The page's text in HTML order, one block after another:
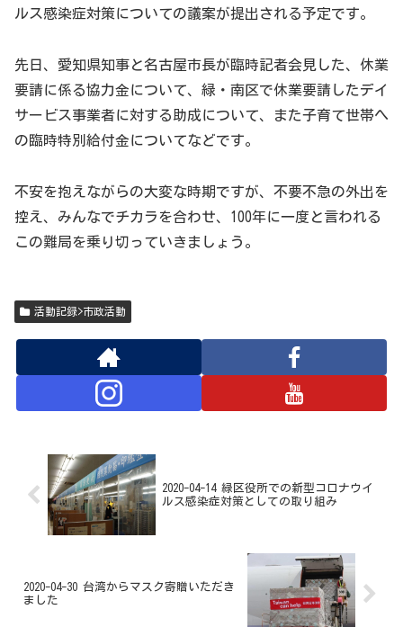
ルス感染症対策についての議案が提出される予定です。
先日、愛知県知事と名古屋市長が臨時記者会見した、休業
要請に係る協力金について、緑・南区で休業要請したデイ
サービス事業者に対する助成について、また子育て世帯へ
の臨時特別給付金についてなどです。
不安を抱えながらの大変な時期ですが、不要不急の外出を
控え、みんなでチカラを合わせ、100年に一度と言われる
この難局を乗り切っていきましょう。
活動記録>市政活動
2020-04-14 緑区役所での新型コロナウイ
ルス感染症対策としての取り組み
2020-04-30 台湾からマスク寄贈いただき
ました